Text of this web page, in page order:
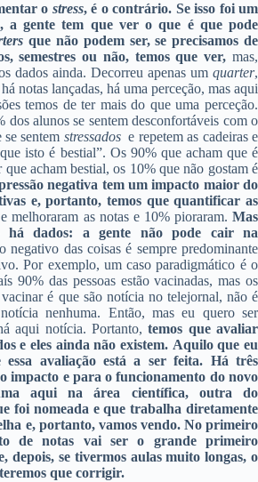
o stress, é o contrário. Se isso foi um
a gente tem que ver o que é que pode
que não podem ser, se precisamos de
semestres ou não, temos que ver, mas,
dados ainda. Decorreu apenas um quarter,
notas lançadas, há uma perceção, mas aqui
temos de ter mais do que uma perceção.
dos alunos se sentem desconfortáveis com o
sentem stressadose repetem as cadeiras e
isto é bestial”. Os 90% que acham que é
acham bestial, os 10% que não gostam é
negativa tem um impacto maior do
e, portanto, temos que quantificar as
melhoraram as notas e 10% pioraram. Mas
há dados: a gente não pode cair na
negativo das coisas é sempre predominante
Por exemplo, um caso paradigmático é o
90% das pessoas estão vacinadas, mas os
é que são notícia no telejornal, não é
nenhuma. Então, mas eu quero ser
aqui notícia. Portanto,temos que avaliar
e eles ainda não existem. Aquilo que eu
essa avaliação está a ser feita. Há três
impacto e para o funcionamento do novo
aqui na área científica, outra do
foi nomeada e que trabalha diretamente
e, portanto, vamos vendo. No primeiro
de notas vai ser o grande primeiro
depois, se tivermos aulas muito longas, o
que corrigir.